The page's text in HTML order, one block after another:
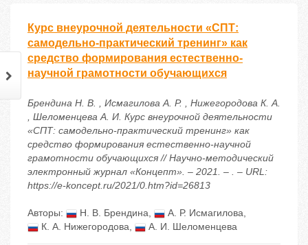
Курс внеурочной деятельности «СПТ:
самодельно-практический тренинг» как
средство формирования естественно-
научной грамотности обучающихся
Брендина Н. В. , Исмагилова А. Р. , Нижегородова К. А.
, Шеломенцева А. И. Курс внеурочной деятельности
«СПТ: самодельно-практический тренинг» как
средство формирования естественно-научной
грамотности обучающихся // Научно-методический
электронный журнал «Концепт». – 2021. – . – URL:
https://e-koncept.ru/2021/0.htm?id=26813
Авторы: Н. В. Брендина, А. Р. Исмагилова,
К. А. Нижегородова, А. И. Шеломенцева